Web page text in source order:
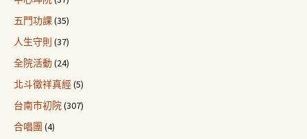
五門功課(35)
人生守則 (37)
全院活動(24)
北斗徵祥真經(5)
台南市初院(307)
合唱團 (4)